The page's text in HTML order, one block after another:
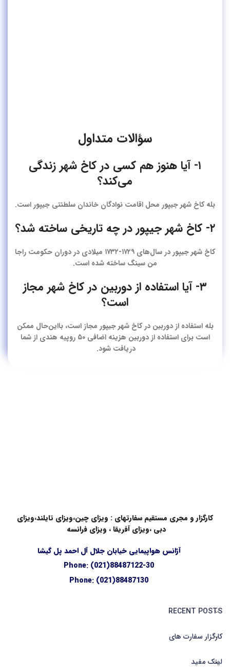
سؤالات متداول
۱- آیا هنوز هم کسی در کاخ شهر زندگی
می‌کند؟
بله کاخ شهر جیپور محل اقامت نوادگان خاندان سلطنتی جیپور است.
۲- کاخ شهر جیپور در چه تاریخی ساخته شد؟
کاخ شهر جیپور در سال‌های ۱۷۲۹-۱۷۳۲ میلادی در دوران حکومت راجا
من سینگ ساخته شده است.
۳- آیا استفاده از دوربین در کاخ شهر مجاز
است؟
بله استفاده از دوربین در کاخ شهر جیپور مجاز است، بااین‌حال ممکن
است برای استفاده از دوربین هزینه اضافی ۵۰ روپیه هندی از شما
دریافت شود.
کارگزار و مجری مستقیم سفارتهای : ویزای چین،ویزای تایلند،ویزای
دبی ،ویزای آفریقا ، ویزای فرانسه
آژانس هواپیمایی خیابان جلال آل احمد پل گیشا
Phone: (021)88487122-30
Phone: (021)88487130
RECENT POSTS
کارگزار سفارت های
لینک مفید